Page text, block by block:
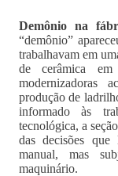
Demônio na
“demônio”
trabalhavam em
de cerâmica
modernizadoras
produção de
informado às
tecnológica, a
das decisões que
manual, mas
maquinário.